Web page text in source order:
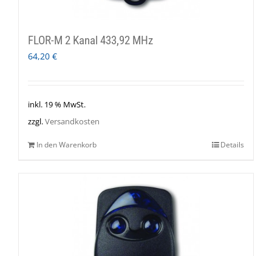
FLOR-M 2 Kanal 433,92 MHz
64,20 €
inkl. 19 % MwSt.
zzgl.Versandkosten
In den Warenkorb Details